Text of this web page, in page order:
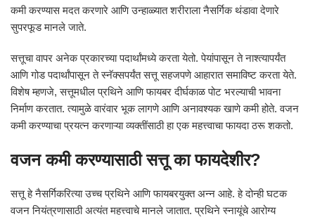
कमी करण्यास मदत करणारे आणि उन्हाळ्यात शरीराला नैसर्गिक थंडावा देणारे
सुपरफूड मानले जाते.
सत्तूचा वापर अनेक प्रकारच्या पदार्थांमध्ये करता येतो. पेयांपासून ते नाश्त्यापर्यंत
आणि गोड पदार्थांपासून ते स्नॅक्सपर्यंत सत्तू सहजपणे आहारात समाविष्ट करता येते.
विशेष म्हणजे, सत्तूमधील प्रथिने आणि फायबर दीर्घकाळ पोट भरल्याची भावना
निर्माण करतात. त्यामुळे वारंवार भूक लागणे आणि अनावश्यक खाणे कमी होते. वजन
कमी करण्याचा प्रयत्न करणाऱ्या व्यक्तींसाठी हा एक महत्त्वाचा फायदा ठरू शकतो.
वजन कमी करण्यासाठी सत्तू का फायदेशीर?
सत्तू हे नैसर्गिकरित्या उच्च प्रथिने आणि फायबरयुक्त अन्न आहे. हे दोन्ही घटक
वजन नियंत्रणासाठी अत्यंत महत्त्वाचे मानले जातात. प्रथिने स्नायूंचे आरोग्य